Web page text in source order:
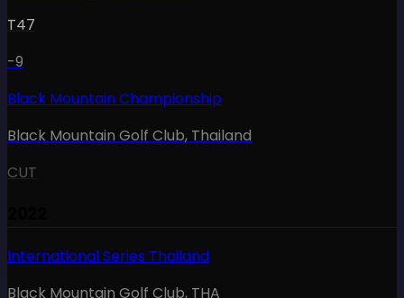
T47
-9
Black Mountain Championship
Black Mountain Golf Club, Thailand
CUT
International Series Thailand
Black Mountain Golf Club, THA